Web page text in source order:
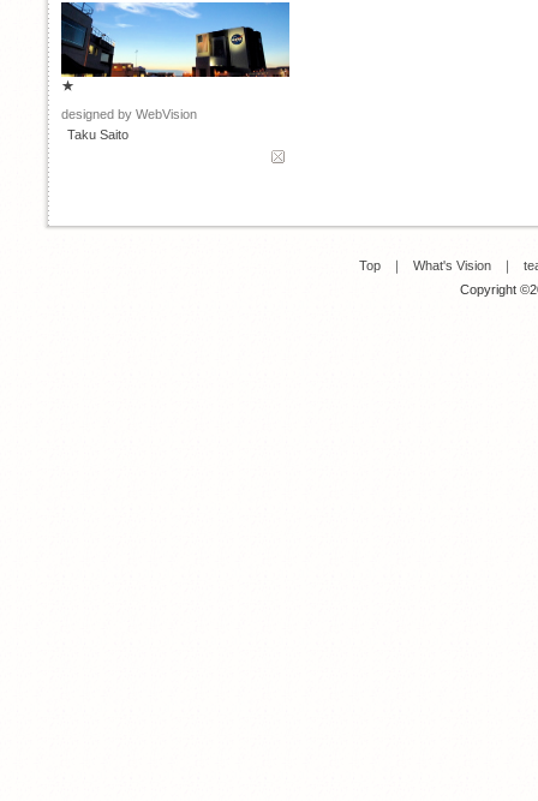
★
designed by WebVision
Taku Saito
Top ｜ What's Vision ｜
Copyright